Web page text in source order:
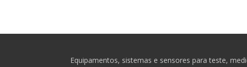
Equipamentos, sistemas e sensores para teste,